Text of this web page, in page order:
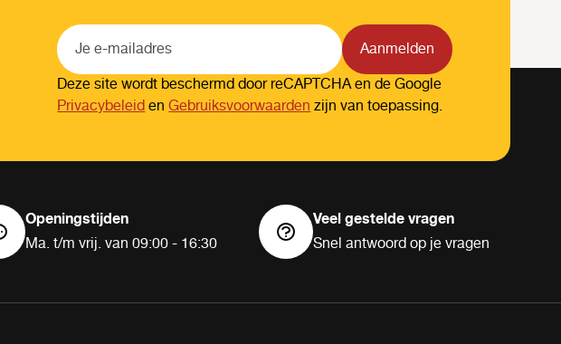
Aanmelden
Deze site wordt beschermd door reCAPTCHA en de Google
PrivacybeleidenGebruiksvoorwaardenzijn van toepassing.
Openingstijden
Ma. t/m vrij. van 09:00 - 16:30
Veel gestelde vragen
Snel antwoord op je vragen